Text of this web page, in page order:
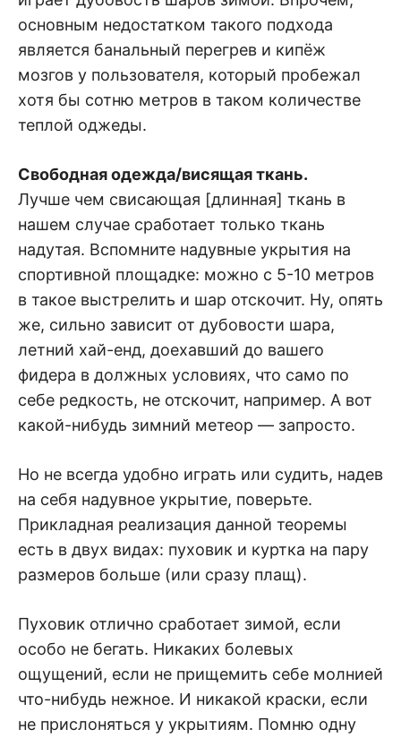
основным недостатком такого подхода
является банальный перегрев и кипёж
мозгов у пользователя, который пробежал
хотя бы сотню метров в таком количестве
теплой оджеды.
Свободная одежда/висящая ткань.
Лучше чем свисающая [длинная] ткань в
нашем случае сработает только ткань
надутая. Вспомните надувные укрытия на
спортивной площадке: можно с 5-10 метров
в такое выстрелить и шар отскочит. Ну, опять
же, сильно зависит от дубовости шара,
летний хай-енд, доехавший до вашего
фидера в должных условиях, что само по
себе редкость, не отскочит, например. А вот
какой-нибудь зимний метеор — запросто.
Но не всегда удобно играть или судить, надев
на себя надувное укрытие, поверьте.
Прикладная реализация данной теоремы
есть в двух видах: пуховик и куртка на пару
размеров больше (или сразу плащ).
Пуховик отлично сработает зимой, если
особо не бегать. Никаких болевых
ощущений, если не прищемить себе молнией
что-нибудь нежное. И никакой краски, если
не прислоняться у укрытиям. Помню одну